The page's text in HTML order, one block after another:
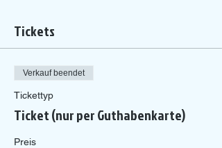
Tickets
Verkauf beendet
Tickettyp
Ticket (nur per Guthabenkarte)
Preis